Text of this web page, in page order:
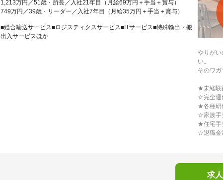
1,213万円／51歳・所長／入社21年目（月給69万円＋手当＋賞与）
749万円／39歳・リーダー／入社7年目（月給35万円＋手当＋賞与）
■総合輸送サービス■ロジスティクスサービス■ITサービス■特殊輸出・搬
出入サービスほか
やりがい
い。
そのワ
★未経験
☆完全週
★各種研
☆家族手
★住宅手
☆退職金
求